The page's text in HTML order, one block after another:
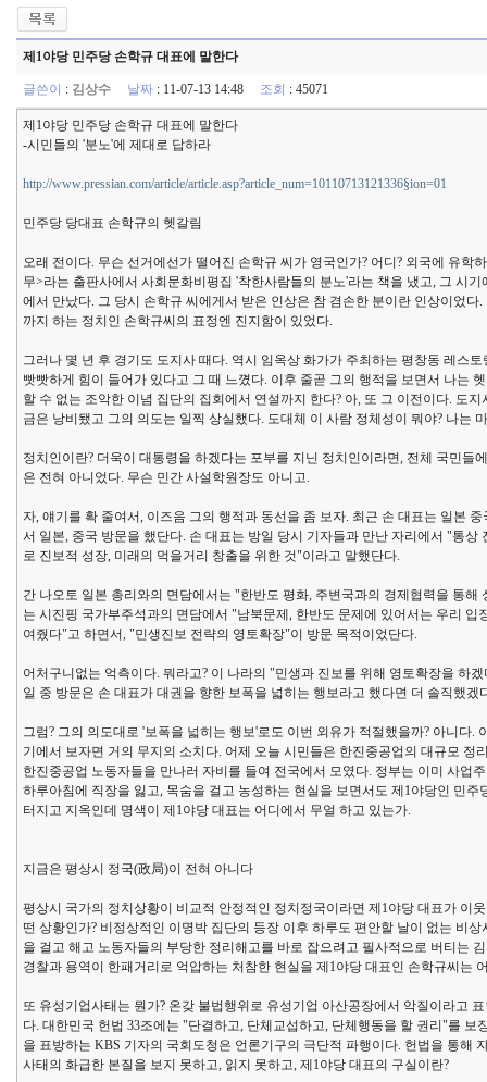
제1야당 민주당 손학규 대표에 말한다
글쓴이 : 김상수 날짜 : 11-07-13 14:48 조회 : 45071
제1야당 민주당 손학규 대표에 말한다
-시민들의 '분노'에 제대로 답하라
http://www.pressian.com/article/article.asp?article_num=10110713121336§ion=01
민주당 당대표 손학규의 헷갈림
오래 전이다. 무슨 선거에선가 떨어진 손학규 씨가 영국인가? 어디? 외국에 유
무>라는 출판사에서 사회문화비평집 '착한사람들의 분노'라는 책을 냈고, 그 시
에서 만났다. 그 당시 손학규 씨에게서 받은 인상은 참 겸손한 분이란 인상이었
까지 하는 정치인 손학규씨의 표정엔 진지함이 있었다.
그러나 몇 년 후 경기도 도지사 때다. 역시 임옥상 화가가 주최하는 평창동 레스
빳빳하게 힘이 들어가 있다고 그 때 느꼈다. 이후 줄곧 그의 행적을 보면서 나는
할 수 없는 조악한 이념 집단의 집회에서 연설까지 한다? 아, 또 그 이전이다. 도
금은 낭비됐고 그의 의도는 일찍 상실했다. 도대체 이 사람 정체성이 뭐야? 나는
정치인이란? 더욱이 대통령을 하겠다는 포부를 지닌 정치인이라면, 전체 국민
은 전혀 아니었다. 무슨 민간 사설학원장도 아니고.
자, 얘기를 확 줄여서, 이즈음 그의 행적과 동선을 좀 보자. 최근 손 대표는 일본
서 일본, 중국 방문을 했단다. 손 대표는 방일 당시 기자들과 만난 자리에서 "통
로 진보적 성장, 미래의 먹을거리 창출을 위한 것"이라고 말했단다.
간 나오토 일본 총리와의 면담에서는 "한반도 평화, 주변국과의 경제협력을 통
는 시진핑 국가부주석과의 면담에서 "남북문제, 한반도 문제에 있어서는 우리
여줬다"고 하면서, "민생진보 전략의 영토확장"이 방문 목적이었단다.
어처구니없는 억측이다. 뭐라고? 이 나라의 "민생과 진보를 위해 영토확장을 하
일 중 방문은 손 대표가 대권을 향한 보폭을 넓히는 행보라고 했다면 더 솔직했겠
그럼? 그의 의도대로 '보폭을 넓히는 행보'로도 이번 외유가 적절했을까? 아니
기에서 보자면 거의 무지의 소치다. 어제 오늘 시민들은 한진중공업의 대규모
한진중공업 노동자들을 만나러 자비를 들여 전국에서 모였다. 정부는 이미 사업
하루아침에 직장을 잃고, 목숨을 걸고 농성하는 현실을 보면서도 제1야당인 민
터지고 지옥인데 명색이 제1야당 대표는 어디에서 무얼 하고 있는가.
지금은 평상시 정국(政局)이 전혀 아니다
평상시 국가의 정치상황이 비교적 안정적인 정치정국이라면 제1야당 대표가 이
떤 상황인가? 비정상적인 이명박 집단의 등장 이후 하루도 편안할 날이 없는 비
을 걸고 해고 노동자들의 부당한 정리해고를 바로 잡으려고 필사적으로 버티는
경찰과 용역이 한패거리로 억압하는 처참한 현실을 제1야당 대표인 손학규씨는
또 유성기업사태는 뭔가? 온갖 불법행위로 유성기업 아산공장에서 악질이라고
다. 대한민국 헌법 33조에는 "단결하고, 단체교섭하고, 단체행동을 할 권리"를
을 표방하는 KBS 기자의 국회도청은 언론기구의 극단적 파행이다. 헌법을 통해
사태의 화급한 본질을 보지 못하고, 읽지 못하고, 제1야당 대표의 구실이란?